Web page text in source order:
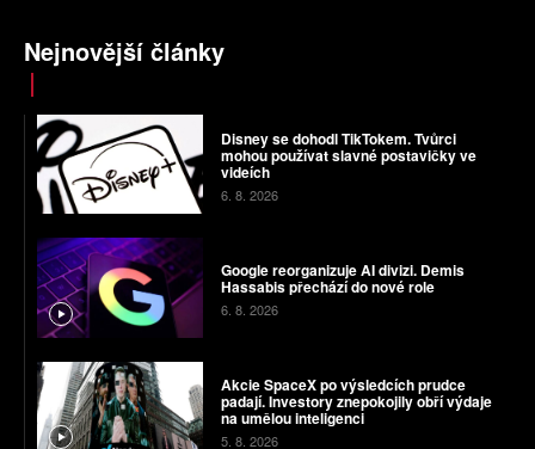
Nejnovější články
Disney se dohodl TikTokem. Tvůrci
mohou používat slavné postavičky ve
videích
6. 8. 2026
Google reorganizuje AI divizi. Demis
Hassabis přechází do nové role
6. 8. 2026
Akcie SpaceX po výsledcích prudce
padají. Investory znepokojily obří výdaje
na umělou inteligenci
5. 8. 2026